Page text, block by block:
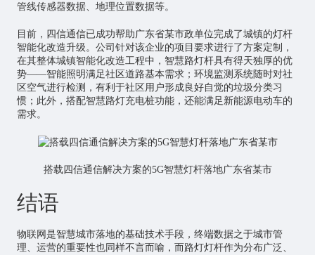
管线传感器数据、地理位置数据等。
目前，四信通信已成功帮助广东省某市政单位完成了城镇的灯杆
智能化改造升级。公司针对该企业的项目要求进行了方案定制，
在其整体城镇智能化改造工程中，智慧路灯杆具有得天独厚的优
势——智能照明满足社区道路基本需求；环境监测系统随时对社
区空气进行检测，有利于社区用户形成良好自觉的垃圾分类习
惯；此外，搭配智慧路灯充电桩功能，还能满足新能源电动车的
需求。
搭载四信通信解决方案的5G智慧灯杆落地广东省某市
结语
物联网是智慧城市落地的基础技术手段，终端数据之于城市管
理、运营的重要性也同样不言而喻，而路灯灯杆作为分布广泛、